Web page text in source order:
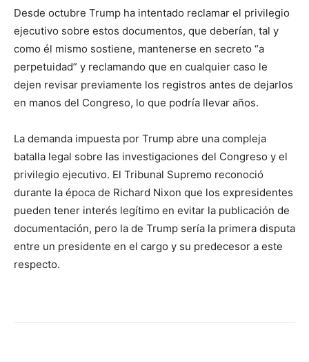
Desde octubre Trump ha intentado reclamar el privilegio
ejecutivo sobre estos documentos, que deberían, tal y
como él mismo sostiene, mantenerse en secreto “a
perpetuidad” y reclamando que en cualquier caso le
dejen revisar previamente los registros antes de dejarlos
en manos del Congreso, lo que podría llevar años.
La demanda impuesta por Trump abre una compleja
batalla legal sobre las investigaciones del Congreso y el
privilegio ejecutivo. El Tribunal Supremo reconoció
durante la época de Richard Nixon que los expresidentes
pueden tener interés legítimo en evitar la publicación de
documentación, pero la de Trump sería la primera disputa
entre un presidente en el cargo y su predecesor a este
respecto.